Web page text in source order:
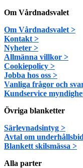
Om Vårdnadsvalet
Om Vårdnadsvalet >
Kontakt >
Nyheter >
Allmänna villkor >
Cookiepolicy >
Jobba hos oss >
Vanliga frågor och
Kundservice
Övriga blanketter
Särlevnadsintyg >
Avtal om
Blankett skilsmässa >
Alla parter